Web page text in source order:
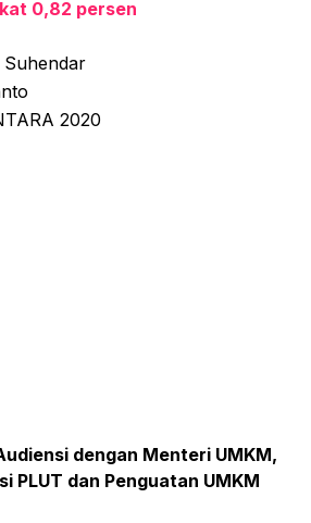
0,82 persen
Suhendar
2020
dengan Menteri UMKM,
PLUT dan Penguatan UMKM